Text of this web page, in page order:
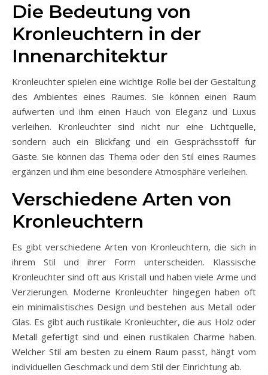
Die Bedeutung von
Kronleuchtern in der
Innenarchitektur
Kronleuchter spielen eine wichtige Rolle bei der Gestaltung
des Ambientes eines Raumes. Sie können einen Raum
aufwerten und ihm einen Hauch von Eleganz und Luxus
verleihen. Kronleuchter sind nicht nur eine Lichtquelle,
sondern auch ein Blickfang und ein Gesprächsstoff für
Gäste. Sie können das Thema oder den Stil eines Raumes
ergänzen und ihm eine besondere Atmosphäre verleihen.
Verschiedene Arten von
Kronleuchtern
Es gibt verschiedene Arten von Kronleuchtern, die sich in
ihrem Stil und ihrer Form unterscheiden. Klassische
Kronleuchter sind oft aus Kristall und haben viele Arme und
Verzierungen. Moderne Kronleuchter hingegen haben oft
ein minimalistisches Design und bestehen aus Metall oder
Glas. Es gibt auch rustikale Kronleuchter, die aus Holz oder
Metall gefertigt sind und einen rustikalen Charme haben.
Welcher Stil am besten zu einem Raum passt, hängt vom
individuellen Geschmack und dem Stil der Einrichtung ab.